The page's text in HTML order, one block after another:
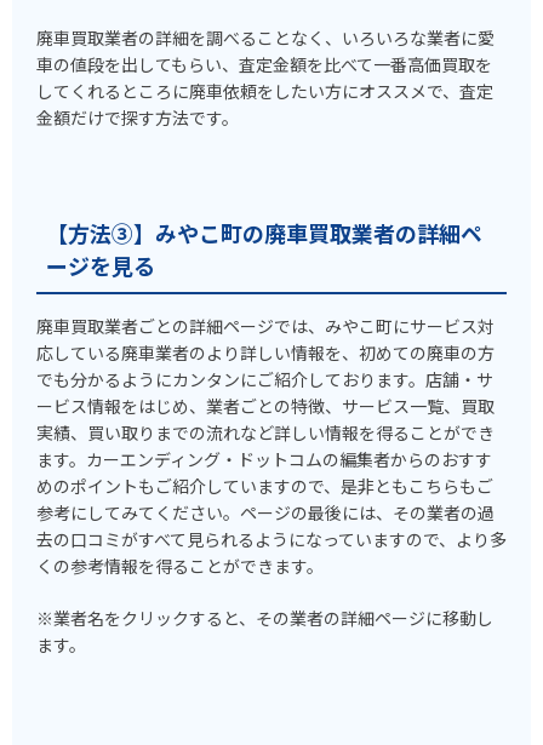
廃車買取業者の詳細を調べることなく、いろいろな業者に愛
車の値段を出してもらい、査定金額を比べて一番高価買取を
してくれるところに廃車依頼をしたい方にオススメで、査定
金額だけで探す方法です。
【方法③】みやこ町の廃車買取業者の詳細ペ
ージを見る
廃車買取業者ごとの詳細ページでは、みやこ町にサービス対
応している廃車業者のより詳しい情報を、初めての廃車の方
でも分かるようにカンタンにご紹介しております。店舗・サ
ービス情報をはじめ、業者ごとの特徴、サービス一覧、買取
実績、買い取りまでの流れなど詳しい情報を得ることができ
ます。カーエンディング・ドットコムの編集者からのおすす
めのポイントもご紹介していますので、是非ともこちらもご
参考にしてみてください。ページの最後には、その業者の過
去の口コミがすべて見られるようになっていますので、より多
くの参考情報を得ることができます。
※業者名をクリックすると、その業者の詳細ページに移動し
ます。